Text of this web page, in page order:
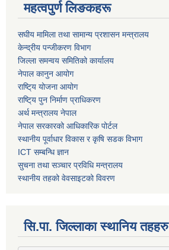
महत्वपुर्ण लिङकहरू
स‌घीय मामिला तथा सामान्य प्रशासन मन्त्रालय
केन्द्रीय पन्जीकरण विभाग
जिल्ला समन्वय समितिको कार्यालय
नेपाल कानुन आयोग
राष्टि्य योजना आयोग
राष्टि्य पुन निर्माण प्राधिकरण
अर्थ मन्त्रालय नेपाल
नेपाल सरकारको आधिकारिक पोर्टल
स्थानीय पूर्वाधार विकास र कृषि सडक विभाग
ICT सम्बन्धि ज्ञान
सुचना तथा सञ्चार प्रविधि मन्त्रालय
स्थानीय तहको वेवसाइटको विवरण
सि.पा. जिल्लाका स्थानिय तहहरु